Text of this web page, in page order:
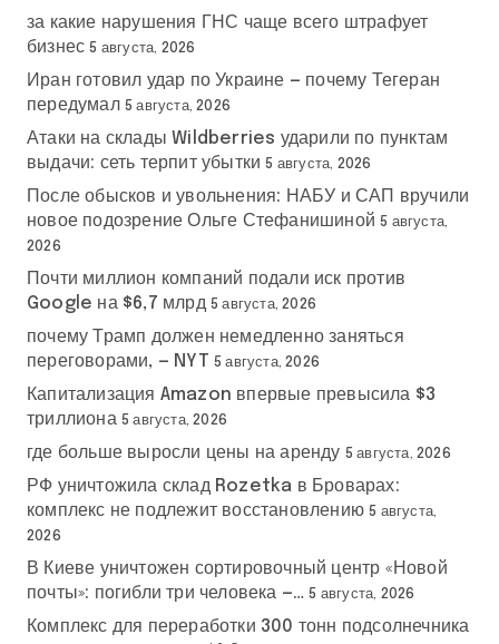
за какие нарушения ГНС чаще всего штрафует
бизнес 5 августа, 2026
Иран готовил удар по Украине — почему Тегеран
передумал 5 августа, 2026
Атаки на склады Wildberries ударили по пунктам
выдачи: сеть терпит убытки 5 августа, 2026
После обысков и увольнения: НАБУ и САП вручили
новое подозрение Ольге Стефанишиной 5 августа,
2026
Почти миллион компаний подали иск против
Google на $6,7 млрд 5 августа, 2026
почему Трамп должен немедленно заняться
переговорами, — NYT 5 августа, 2026
Капитализация Amazon впервые превысила $3
триллиона 5 августа, 2026
где больше выросли цены на аренду 5 августа, 2026
РФ уничтожила склад Rozetka в Броварах:
комплекс не подлежит восстановлению 5 августа,
2026
В Киеве уничтожен сортировочный центр «Новой
почты»: погибли три человека —… 5 августа, 2026
Комплекс для переработки 300 тонн подсолнечника